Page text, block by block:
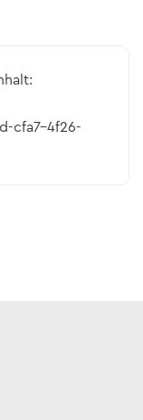
cfa7-4f26-